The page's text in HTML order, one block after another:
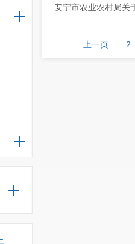
安宁市农业农村局关
上一页 2